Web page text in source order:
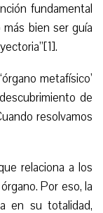
fundamental
bien ser guía
metafísico’
de
resolvamos
relaciona a los
Por eso, la
en su totalidad,